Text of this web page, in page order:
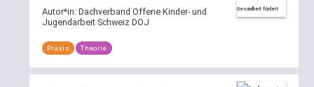
Autor*in: Dachverband Offene Kinder- und
Jugendarbeit Schweiz DOJ
Praxis Theorie